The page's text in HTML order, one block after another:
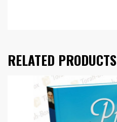
RELATED PRODUCTS